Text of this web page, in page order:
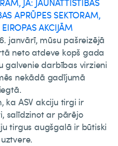
JĀ: JAUNATTĪSTĪBAS
APRŪPES SEKTORAM,
AKCIJĀM
janvārī, mūsu pašreizējā
neto atdeve kopš gada
galvenie darbības virzieni
nekādā gadījumā
ka ASV akciju tirgi ir
salīdzinot ar pārējo
tirgus augšgalā ir būtiski